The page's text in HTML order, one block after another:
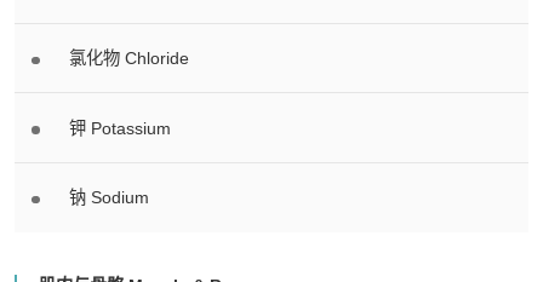
氯化物 Chloride
钾 Potassium
钠 Sodium